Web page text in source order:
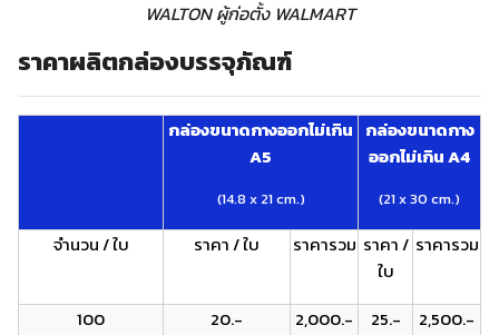
WALTON ผู้ก่อตั้ง WALMART
ราคาผลิตกล่องบรรจุภัณฑ์
กล่องขนาดกางออกไม่เกิน
A5
(14.8 x 21 cm.)
กล่องขนาดกาง
ออกไม่เกิน A4
(21 x 30 cm.)
จำนวน / ใบ ราคา / ใบ ราคารวม ราคา /
ใบ
ราคารวม
100 20.- 2,000.- 25.-
2,500.-